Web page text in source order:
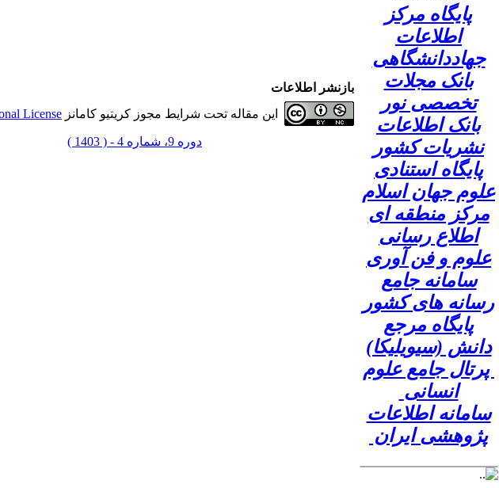
پایگاه مرکز
اطلاعات
جهاددانشگاهی
بانک مجلات
تخصصی نور
بانک اطلاعات
نشریات کشور
پایگاه استنادی
علوم جهان اسلام
مرکز منطقه ای
اطلاع رسانی
علوم و فن آوری
سامانه جامع
رسانه های کشور
پایگاه مرجع
دانش (سیویلیکا)
پرتال جامع علوم
انسانی
سامانه اطلاعات
پژوهشی ایران
بازنشر اطلاعات
این مقاله تحت شرایط مجوز کریتیو کامانز License
دوره 9، شماره 4 - ( 1403 )